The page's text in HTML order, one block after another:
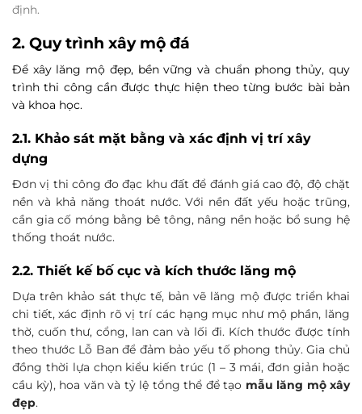
định.
2. Quy trình xây mộ đá
Để xây lăng mộ đẹp, bền vững và chuẩn phong thủy, quy
trình thi công cần được thực hiện theo từng bước bài bản
và khoa học.
2.1. Khảo sát mặt bằng và xác định vị trí xây
dựng
Đơn vị thi công đo đạc khu đất để đánh giá cao độ, độ chặt
nền và khả năng thoát nước. Với nền đất yếu hoặc trũng,
cần gia cố móng bằng bê tông, nâng nền hoặc bổ sung hệ
thống thoát nước.
2.2. Thiết kế bố cục và kích thước lăng mộ
Dựa trên khảo sát thực tế, bản vẽ lăng mộ được triển khai
chi tiết, xác định rõ vị trí các hạng mục như mộ phần, lăng
thờ, cuốn thư, cổng, lan can và lối đi. Kích thước được tính
theo thước Lỗ Ban để đảm bảo yếu tố phong thủy. Gia chủ
đồng thời lựa chọn kiểu kiến trúc (1 – 3 mái, đơn giản hoặc
cầu kỳ), hoa văn và tỷ lệ tổng thể để tạo mẫu lăng mộ xây
đẹp.